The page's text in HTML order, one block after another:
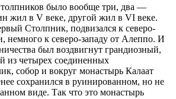
было вообще три, два —
жил в V веке, другой жил в VI веке.
Столпник, подвизался к северо-
немного к северо-западу от Алеппо. И
был воздвигнут грандиозный,
из четырех соединенных
собор и вокруг монастырь Калаат
сохранился в руинированном, но не
виде. Так что это монастырь